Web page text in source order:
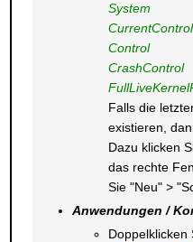
System
Control
CrashControl
Falls die
existieren,
Dazu klicken
das rechte
Sie "Neu" >
Anwendungen /
Doppelklicken